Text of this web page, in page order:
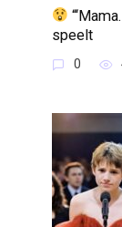
speelt
0